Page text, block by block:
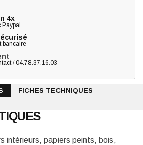
4x
Paypal
bancaire
/04.78.37.16.03
FICHES TECHNIQUES
intérieurs, papiers peints, bois,